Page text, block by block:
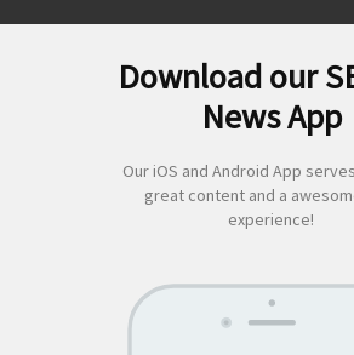
Download our
News App
Our iOS and Android App
great content and a
experience!